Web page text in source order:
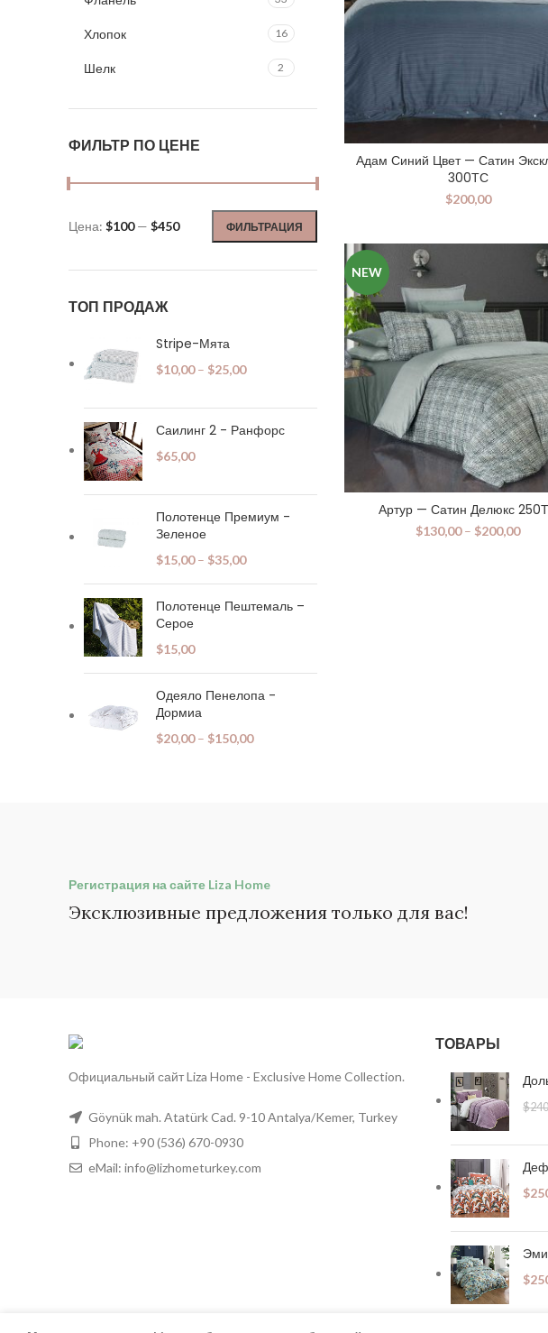
Хлопок 16
Шелк 2
ФИЛЬТР ПО ЦЕНЕ
ФИЛЬТРАЦИЯ
Цена: $100— $450
ТОП ПРОДАЖ
Stripe-Мята
$10,00– $25,00
Саилинг 2 - Ранфорс
$65,00
Полотенце Премиум -
Зеленое
$15,00– $35,00
Полотенце Пештемаль –
Серое
$15,00
Одеяло Пенелопа -
Дормиа
$20,00– $150,00
Адам Синий Цвет — Сатин
300ТС
$200,00
NEW
Артур — Сатин Делюкс
$130,00– $200,00
Регистрация на сайте Liza Home
Эксклюзивные предложения только для вас!
Официальный сайт Liza Home - Exclusive Home Collection.
Göynük mah. Atatürk Cad. 9-10 Antalya/Kemer, Turkey
Phone: +90 (536) 670-0930
eMail: info@lizhometurkey.com
ТОВАРЫ
$
$
$